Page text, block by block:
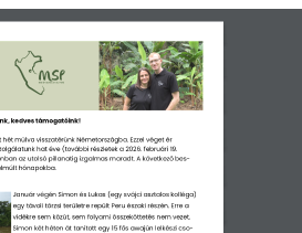
kedves támogatóink!
hét múlva visszatérünk Németországba. Ezzel véget ér
hat éve (további részletek a 2026. februári 19.
az utolsó pillanatig izgalmas maradt. A következő bes-
hónapokba.
Január végén Simon és Lukas (egy svájci asztalos kolléga)
egy távoli törzsi területre repült Peru északi részén. Erre a
vidékre sem közút, sem folyami összeköttetés nem vezet.
Simon két héten át tanított egy 15 fős awajún lelkészi cso-